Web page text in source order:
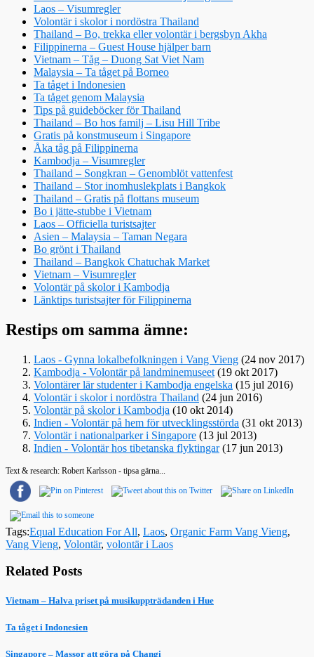
Laos – Visumregler
Volontär i skolor i nordöstra Thailand
Thailand – Bo, trekka eller volontär i bergsbyn Akha
Filippinerna – Guest House hjälper barn
Vietnam – Tåg – Duong Sat Viet Nam
Malaysia – Ta tåget på Borneo
Ta tåget i Indonesien
Ta tåget genom Malaysia
Tips på guideböcker för Thailand
Thailand – Bo hos familj – Lisu Hill Tribe
Gratis på konstmuseum i Singapore
Åka tåg på Filippinerna
Kambodja – Visumregler
Thailand – Songkran – Genomblöt vattenfest
Thailand – Stor inomhuslekplats i Bangkok
Thailand – Gratis på flottans museum
Bo i jätte-stubbe i Vietnam
Laos – Officiella turistsajter
Asien – Malaysia – Taman Negara
Bo grönt i Thailand
Thailand – Bangkok Chatuchak Market
Vietnam – Visumregler
Volontär på skolor i Kambodja
Länktips turistsajter för Filippinerna
Restips om samma ämne:
Laos - Gynna lokalbefolkningen i Vang Vieng (24 nov 2017)
Kambodja - Volontär på landminemuseet (19 okt 2017)
Volontärer lär studenter i Kambodja engelska (15 jul 2016)
Volontär i skolor i nordöstra Thailand (24 jun 2016)
Volontär på skolor i Kambodja (10 okt 2014)
Indien - Volontär på hem för utvecklingsstörda (31 okt 2013)
Volontär i nationalparker i Singapore (13 jul 2013)
Indien - Volontär hos tibetanska flyktingar(17 jun 2013)
Text & research: Robert Karlsson - tipsa gärna...
Tags:Equal Education For All, Laos, Organic Farm Vang Vieng,
Vang Vieng, Volontär, volontär i Laos
Related Posts
Vietnam – Halva priset på musikuppträdanden i Hue
Ta tåget i Indonesien
Singapore – Massor att göra på Changi